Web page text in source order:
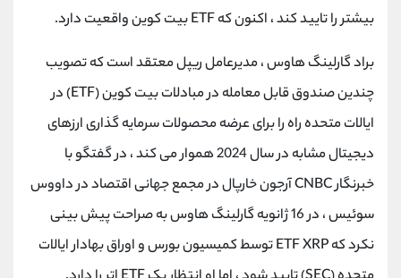
بیشتر را تایید کند ، اکنون که ETF بیت کوین واقعیت دارد.
براد گارلینگ هاوس ، مدیرعامل ریپل معتقد است که تصویب
چندین صندوق قابل معامله در مبادلات بیت کوین (ETF) در
ایالات متحده راه را برای عرضه محصولات سرمایه گذاری ارزهای
دیجیتال مشابه در سال 2024 هموار می کند ، در گفتگو با
خبرنگار CNBC آرجون خارپال در مجمع جهانی اقتصاد در داووس
سوئیس ، در 16 ژانویه گارلینگ هاوس به صراحت پیش بینی
نکرد که ETF XRP توسط کمیسیون بورس و اوراق بهادار ایالات